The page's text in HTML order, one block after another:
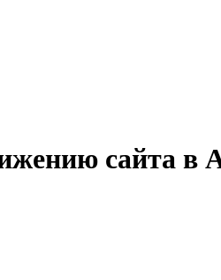
сайта в